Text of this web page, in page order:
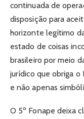
continuada de
disposição para
horizonte legítimo
estado de coisas
brasileiro por meio
jurídico que obriga
e não apenas
O 5º Fonape deixa